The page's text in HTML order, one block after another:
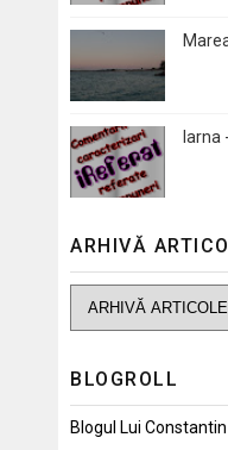
Iarna
ARHIVĂ
BLOGROLL
Blogul Lui Constantin